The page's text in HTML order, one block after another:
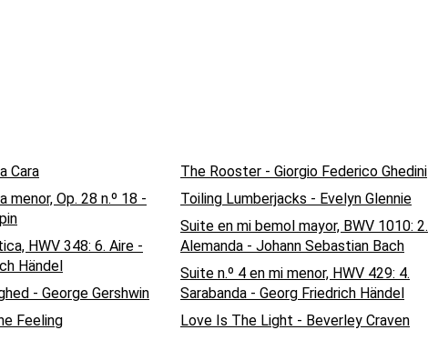
Cara
menor, Op. 28 n.º 18 -
HWV 348: 6. Aire -
Händel
- George Gershwin
Feeling
The Rooster - Giorgio Federico Ghedini
Toiling Lumberjacks - Evelyn Glennie
Suite en mi bemol mayor, BWV 1010: 2.
Alemanda - Johann Sebastian Bach
Suite n.º 4 en mi menor, HWV 429: 4.
Sarabanda - Georg Friedrich Händel
Love Is The Light - Beverley Craven